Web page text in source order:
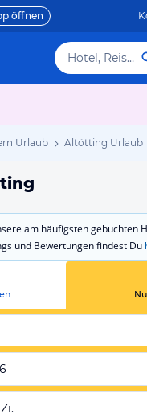
öffnen
Hotel, Reiseziel
Urlaub Altötting Urlaub
am häufigsten gebuchten
und Bewertungen findest Du